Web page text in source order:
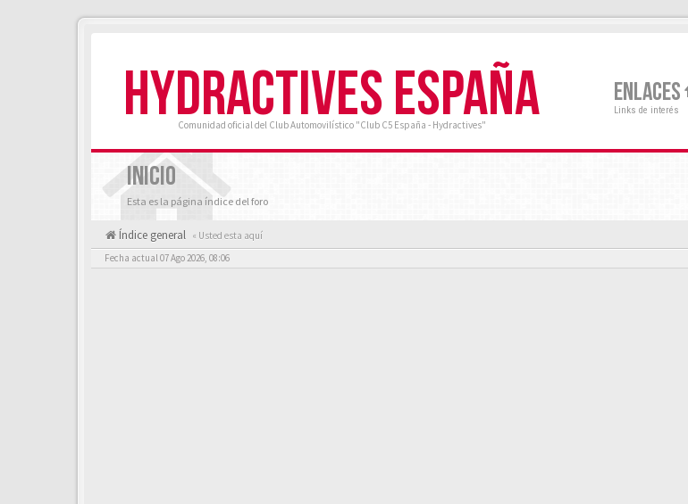
HYDRACTIVES ESPAÑA
Comunidad oficial del Club Automovilístico "Club C5 España - Hydractives"
ENLACES
Links de interés
INICIO
Esta es la página índice del foro
Índice general « Usted esta aquí
Fecha actual 07 Ago 2026, 08:06